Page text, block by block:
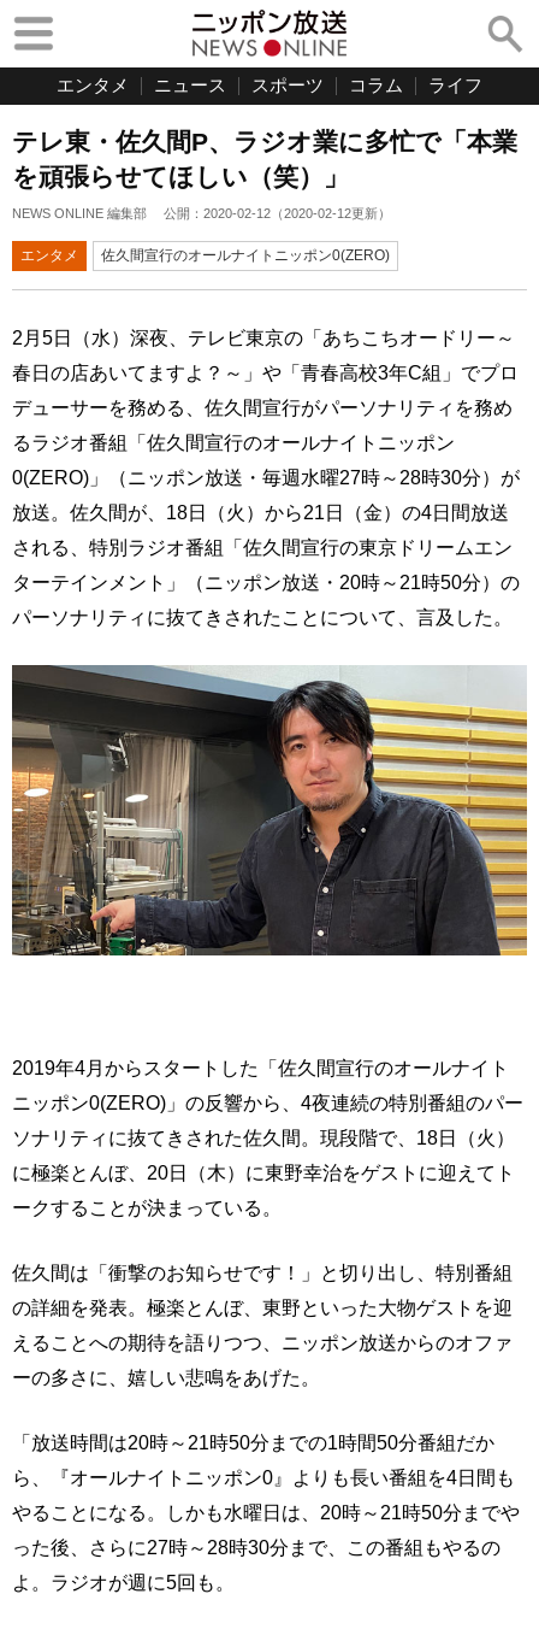
エンタメ ニュース スポーツ コラム ライフ
テレ東・佐久間P、ラジオ業に多忙で「本業
を頑張らせてほしい（笑）」
NEWS ONLINE 編集部 公開： 2020-02-12 （2020-02-12更新）
エンタメ 佐久間宣行のオールナイトニッポン0(ZERO)
2月5日（水）深夜、テレビ東京の「あちこちオードリー～
春日の店あいてますよ？～」や「青春高校3年C組」でプロ
デューサーを務める、佐久間宣行がパーソナリティを務め
るラジオ番組「佐久間宣行のオールナイトニッポン
0(ZERO)」（ニッポン放送・毎週水曜27時～28時30分）が
放送。佐久間が、18日（火）から21日（金）の4日間放送
される、特別ラジオ番組「佐久間宣行の東京ドリームエン
ターテインメント」（ニッポン放送・20時～21時50分）の
パーソナリティに抜てきされたことについて、言及した。
2019年4月からスタートした「佐久間宣行のオールナイト
ニッポン0(ZERO)」の反響から、4夜連続の特別番組のパー
ソナリティに抜てきされた佐久間。現段階で、18日（火）
に極楽とんぼ、20日（木）に東野幸治をゲストに迎えてト
ークすることが決まっている。
佐久間は「衝撃のお知らせです！」と切り出し、特別番組
の詳細を発表。極楽とんぼ、東野といった大物ゲストを迎
えることへの期待を語りつつ、ニッポン放送からのオファ
ーの多さに、嬉しい悲鳴をあげた。
「放送時間は20時～21時50分までの1時間50分番組だか
ら、『オールナイトニッポン0』よりも長い番組を4日間も
やることになる。しかも水曜日は、20時～21時50分までや
った後、さらに27時～28時30分まで、この番組もやるの
よ。ラジオが週に5回も。